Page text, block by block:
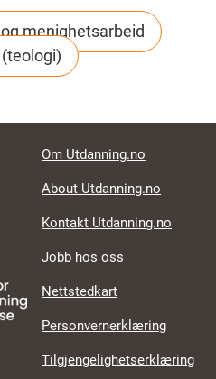
menighetsarbeid
Footer links
Om Utdanning.no
About Utdanning.no
Kontakt Utdanning.no
Jobb hos oss
Nettstedkart
Personvernerklæring
Tilgjengelighetserklæring